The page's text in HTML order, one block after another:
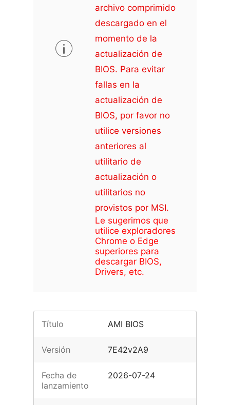
archivo comprimido
descargado en el
momento de la
actualización de
BIOS. Para evitar
fallas en la
actualización de
BIOS, por favor no
utilice versiones
anteriores al
utilitario de
actualización o
utilitarios no
provistos por MSI.
Le sugerimos que
utilice exploradores
Chrome o Edge
superiores para
descargar BIOS,
Drivers, etc.
Título AMI BIOS
Versión 7E42v2A9
Fecha de
lanzamiento
2026-07-24